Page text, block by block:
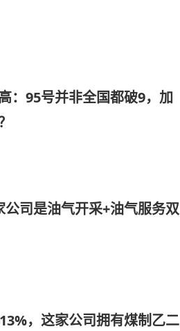
：95号并非全国都破9，加
司是油气开采+油气服务双
，这家公司拥有煤制乙二